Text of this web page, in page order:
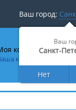
Ваш город:
Ваш
Санкт-
Нет
корзина
корзина пуста